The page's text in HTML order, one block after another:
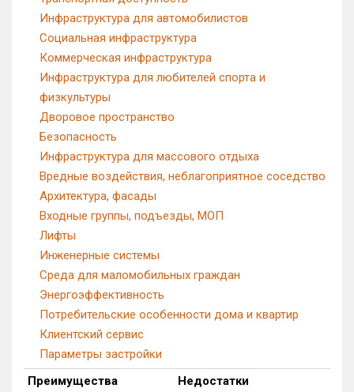
Инфраструктура для автомобилистов
Социальная инфраструктура
Коммерческая инфраструктура
Инфраструктура для любителей спорта и
физкультуры
Дворовое пространство
Безопасность
Инфраструктура для массового отдыха
Вредные воздействия, неблагоприятное соседство
Архитектура, фасады
Входные группы, подъезды, МОП
Лифты
Инженерные системы
Среда для маломобильных граждан
Энергоэффективность
Потребительские особенности дома и квартир
Клиентский сервис
Параметры застройки
Преимущества
Недостатки